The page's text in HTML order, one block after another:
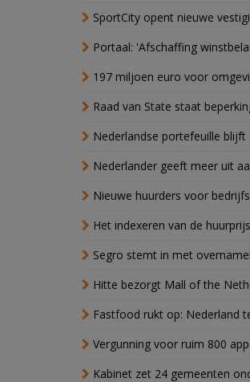
SportCity opent nieuwe
Portaal: 'Afschaffing
197 miljoen euro voor
Raad van State staat
Nederlandse portefeuille
Nederlander geeft meer uit
Nieuwe huurders voor
Het indexeren van de
Segro stemt in met
Hitte bezorgt Mall of the
Fastfood rukt op: Nederland
Vergunning voor ruim 800
Kabinet zet 24 gemeenten